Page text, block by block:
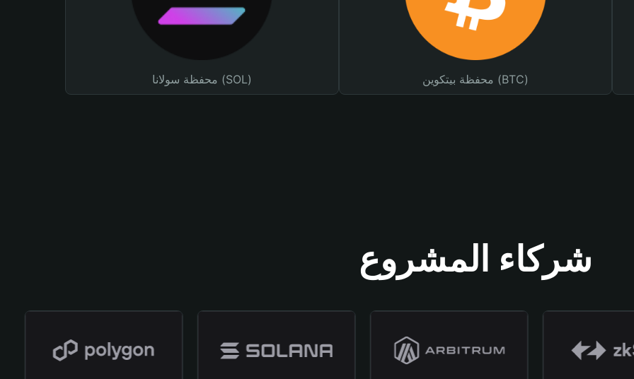
محفظة سولانا (SOL) محفظة بيتكوين (BTC)
شركاء المشروع